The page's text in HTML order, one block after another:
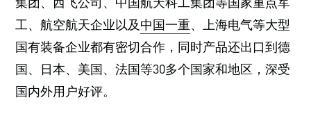
工、航空航天企业以及中国一重、上海电气等大型
国有装备企业都有密切合作，同时产品还出口到德
国、日本、美国、法国等30多个国家和地区，深受
国内外用户好评。